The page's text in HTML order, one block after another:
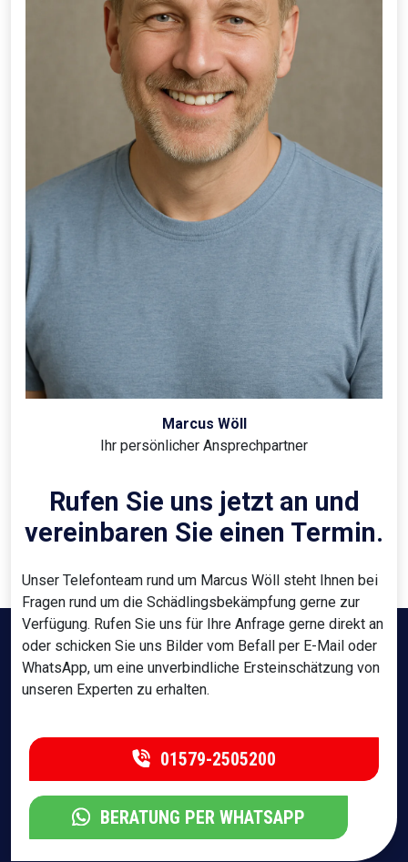
Marcus Wöll
Ihr persönlicher Ansprechpartner
Rufen Sie uns jetzt an und
vereinbaren Sie einen Termin.
Unser Telefonteam rund um Marcus Wöll steht Ihnen bei
Fragen rund um die Schädlingsbekämpfung gerne zur
Verfügung. Rufen Sie uns für Ihre Anfrage gerne direkt an
oder schicken Sie uns Bilder vom Befall per E-Mail oder
WhatsApp, um eine unverbindliche Ersteinschätzung von
unseren Experten zu erhalten.
01579-2505200
BERATUNG PER WHATSAPP